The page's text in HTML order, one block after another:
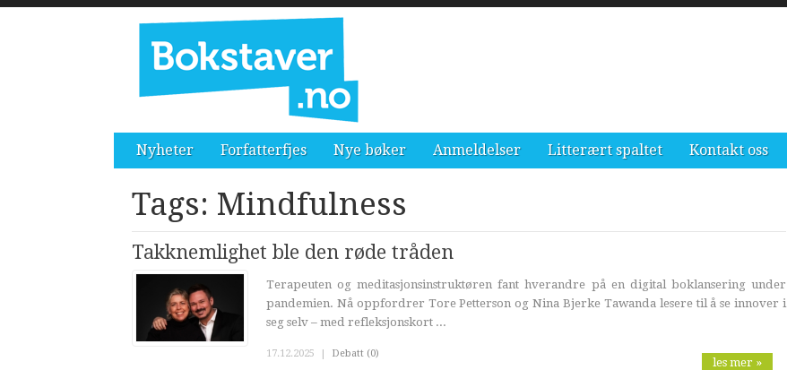
Nyheter Forfatterfjes Nye bøker Anmeldelser Litterært spaltet Kontakt oss
Tags: Mindfulness
Takknemlighet ble den røde tråden
Terapeuten og meditasjonsinstruktøren fant hverandre på en digital boklansering under
pandemien. Nå oppfordrer Tore Petterson og Nina Bjerke Tawanda lesere til å se innover i
seg selv – med refleksjonskort ...
17.12.2025 | Debatt (0)
les mer »